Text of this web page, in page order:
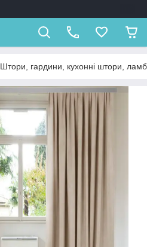
Штори, гардини, кухонні штори,